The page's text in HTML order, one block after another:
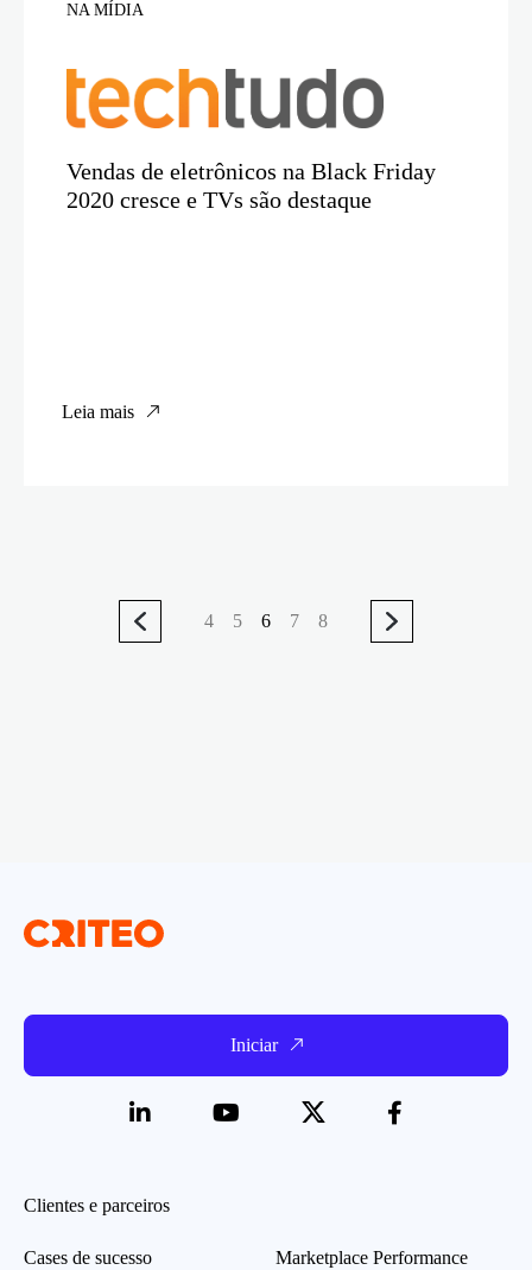
NA MÍDIA
Vendas de eletrônicos na Black Friday
2020 cresce e TVs são destaque
Leia mais
4 5 6 7 8
Iniciar
Clientes e parceiros
Cases de sucesso
Marketplace Performance